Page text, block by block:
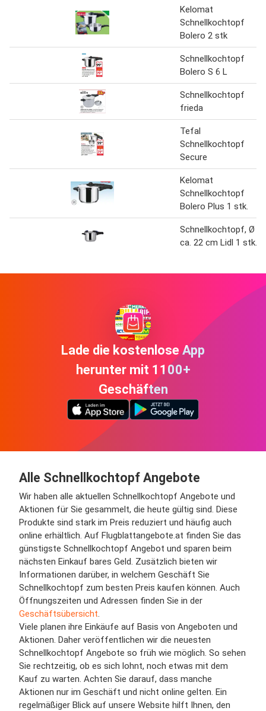
Kelomat
Schnellkochtopf
Bolero 2 stk
Schnellkochtopf
Bolero S 6 L
Schnellkochtopf
frieda
Tefal
Schnellkochtopf
Secure
Kelomat
Schnellkochtopf
Bolero Plus 1 stk.
Schnellkochtopf, Ø
ca. 22 cm Lidl 1 stk.
Lade die kostenlose App
herunter mit 1100+
Geschäften
Alle Schnellkochtopf Angebote
Wir haben alle aktuellen Schnellkochtopf Angebote und
Aktionen für Sie gesammelt, die heute gültig sind. Diese
Produkte sind stark im Preis reduziert und häufig auch
online erhältlich. Auf Flugblattangebote.at finden Sie das
günstigste Schnellkochtopf Angebot und sparen beim
nächsten Einkauf bares Geld. Zusätzlich bieten wir
Informationen darüber, in welchem Geschäft Sie
Schnellkochtopf zum besten Preis kaufen können. Auch
Öffnungszeiten und Adressen finden Sie in der
Geschäftsübersicht
Viele planen ihre Einkäufe auf Basis von Angeboten und
Aktionen. Daher veröffentlichen wir die neuesten
Schnellkochtopf Angebote so früh wie möglich. So sehen
Sie rechtzeitig, ob es sich lohnt, noch etwas mit dem
Kauf zu warten. Achten Sie darauf, dass manche
Aktionen nur im Geschäft und nicht online gelten. Ein
regelmäßiger Blick auf unsere Website hilft Ihnen, den